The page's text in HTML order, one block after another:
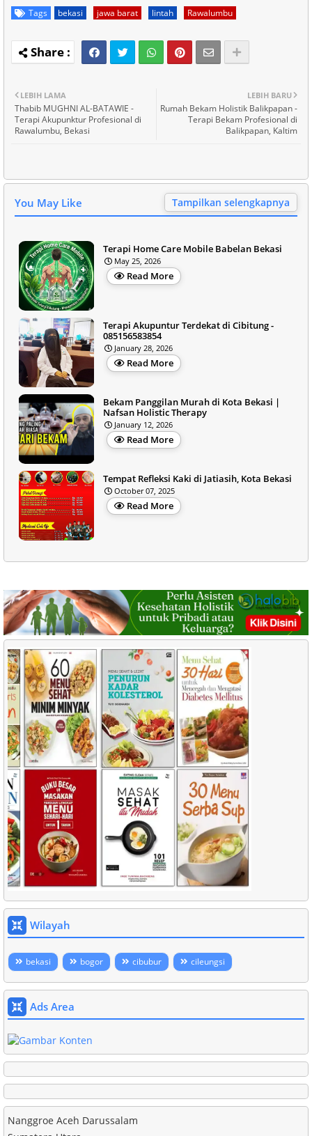
Tags bekasi jawa barat lintah Rawalumbu
LEBIH BARU
Rumah Bekam Holistik Balikpapan -
Terapi Bekam Profesional di
Balikpapan, Kaltim
LEBIH LAMA
Thabib MUGHNI AL-BATAWIE -
Terapi Akupunktur Profesional di
Rawalumbu, Bekasi
You May Like Tampilkan selengkapnya
Terapi Home Care Mobile Babelan Bekasi
May 25, 2026
Read More
Terapi Akupuntur Terdekat di Cibitung -
085156583854
January 28, 2026
Read More
Bekam Panggilan Murah di Kota Bekasi |
Nafsan Holistic Therapy
January 12, 2026
Read More
Tempat Refleksi Kaki di Jatiasih, Kota Bekasi
October 07, 2025
Read More
Wilayah
bekasi bogor cibubur cileungsi
Ads Area
Nanggroe Aceh Darussalam